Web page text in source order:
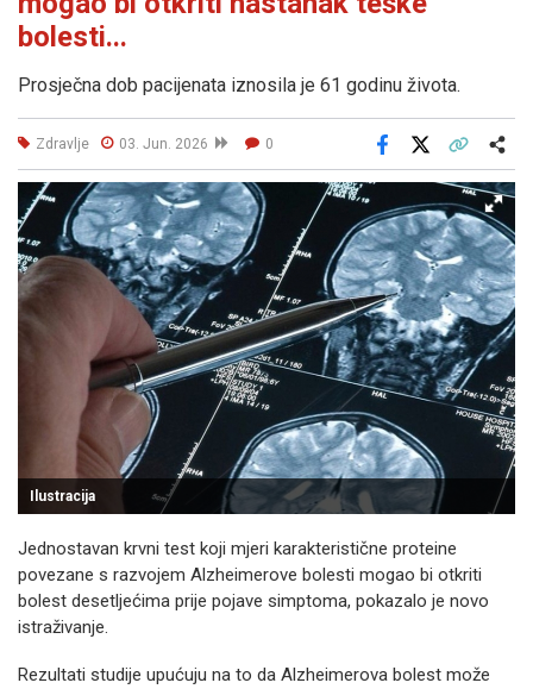
bolesti...
Prosječna dob pacijenata iznosila je 61 godinu života.
Zdravlje 03. Jun. 2026 0
Facebook
Ilustracija
Jednostavan krvni test koji mjeri karakteristične proteine
povezane s razvojem Alzheimerove bolesti mogao bi otkriti
bolest desetljećima prije pojave simptoma, pokazalo je novo
istraživanje.
Rezultati studije upućuju na to da Alzheimerova bolest može